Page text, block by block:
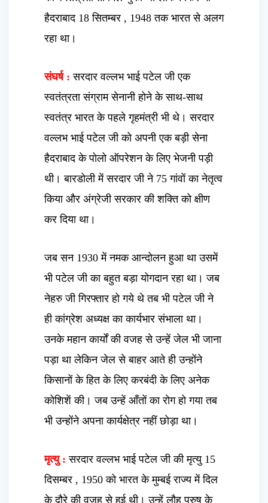
हैदराबाद 18 सितम्बर , 1948 तक भारत से अलग
रहा था।
संघर्ष : सरदार वल्लभ भाई पटेल जी एक
स्वतंत्रता संग्राम सेनानी होने के साथ-साथ
स्वतंत्र भारत के पहले गृहमंत्री भी थे। सरदार
वल्लभ भाई पटेल जी को अपनी एक बड़ी सेना
हैदराबाद के पोलो ऑपरेशन के लिए भेजनी पड़ी
थी। बारडोली में सरदार जी ने 75 गांवों का नेतृत्व
किया और अंग्रेजी सरकार की शक्ति को क्षीण
कर दिया था।
जब सन 1930 में नमक आन्दोलन हुआ था उसमें
भी पटेल जी का बहुत बड़ा योगदान रहा था। जब
नेहरु जी गिरफ्तार हो गये थे तब भी पटेल जी ने
ही कांग्रेश अध्यक्ष का कार्यभार संभाला था।
उनके महान कार्यों की वजह से उन्हें जेल भी जाना
पड़ा था लेकिन जेल से बाहर आते ही उन्होंने
किसानों के हित के लिए करबंदी के लिए अनेक
कोशिशें की। जब उन्हें आँतों का रोग हो गया तब
भी उन्होंने अपना कार्यक्षेत्र नहीं छोड़ा था।
मृत्यु : सरदार वल्लभ भाई पटेल जी की मृत्यु 15
दिसम्बर , 1950 को भारत के मुम्बई राज्य में दिल
के दौरे की वजह से हुई थी। उन्हें लौह पुरुष के